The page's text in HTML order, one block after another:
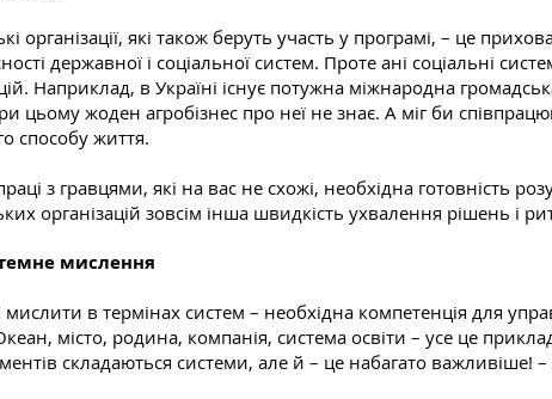
організації, які також беруть участь у програмі, – це
державної і соціальної систем. Проте ані соціальні
Наприклад, в Україні існує потужна міжнародна
цьому жоден агробізнес про неї не знає. А міг би
способу життя.
з гравцями, які на вас не схожі, необхідна готовність
організацій зовсім інша швидкість ухвалення рішень і
мислення
мислити в термінах систем – необхідна компетенція для
місто, родина, компанія, система освіти – усе це
складаються системи, але й – це набагато важливіше! –